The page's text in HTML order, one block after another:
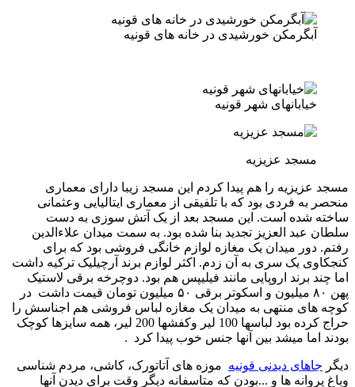
آبگرمکن خورشیدی در خانه های قونیه
خیابانهای شهر قونیه
مسجد عزیزیه
مسجد عزیزیه را هم پیدا کردم این مسجد زیبا دارای معماری
منحصر به فردی بود که با تلفیقی از معماری ایتالیایی وعثمانی
ساخته شده است. این مسجد بعد از یک آتش سوزی به دست
سلطان عبد العزیز تجدید بنا شده بود. به سمت میدان علاءالدین
رفتم. دور میدان یک مغازه لوازم خانگی فروشی بود که برای
کنجکاوی یک سری به آن زدم. اکثر لوازم برند آرچیلیک ترکیه داشت
اما چند برند اروپایی مانند فیلیپس هم بود. دوچرخه برقی لاستیک
پهن ۸۰ میلیون و اسکوتر برقی ۵۰ میلیون تومان قیمت داشت در
کوچه های منتهی به میدان یک مغازه لباس فروشی هم اجناسش را
حراج کرده بود لباسها 100 لیر وکفشها 200 لیر، همه سایزها کوچک
بودند اما میشد بین آنها جنس خوب پیدا کرد .
دیگر جاهای دیدنی قونیه موزه های آتاتورک، کاشی، مردم شناسی
وباغ پروانه ها و ...بودن که متاسفانه دیگر وقت برای دیدن آنها